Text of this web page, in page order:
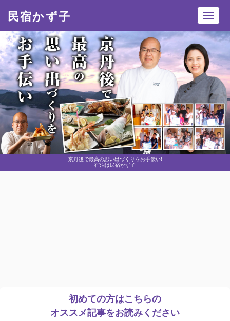
京丹後で最高の思い出づくりをお手伝い!
宿泊は民宿かず子
民宿かず子
初めての方はこちらの
オススメ記事をお読みください